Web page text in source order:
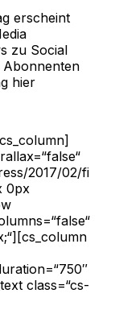
erscheint
zu Social
Abonnenten
hier
2017/02/fi
0px
class=“cs-